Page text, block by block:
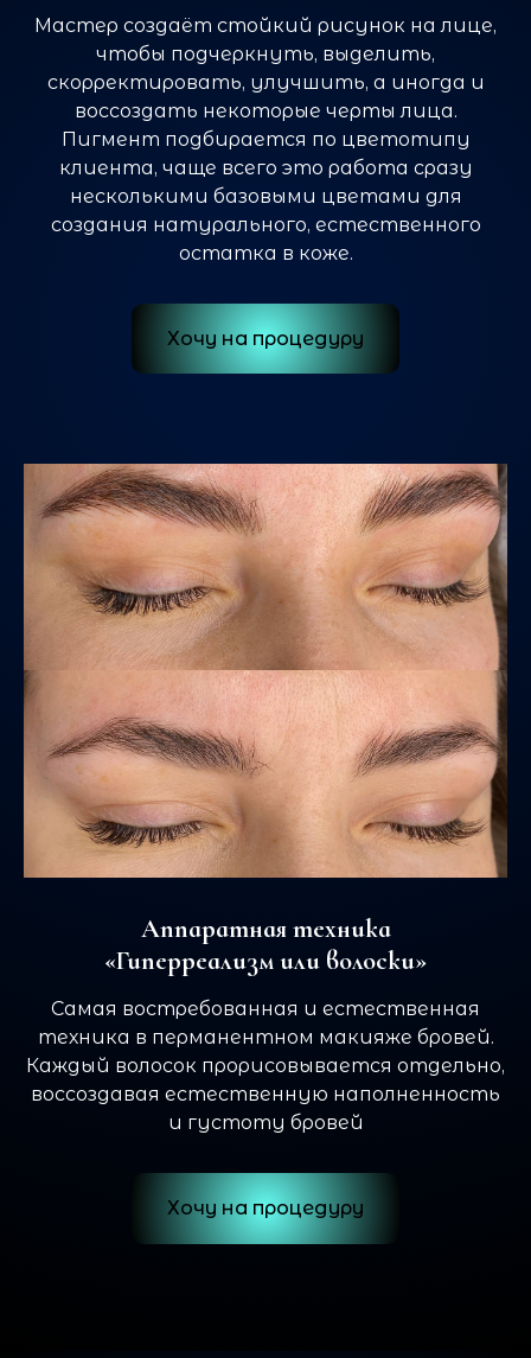
Мастер создаёт стойкий рисунок на лице,
чтобы подчеркнуть, выделить,
скорректировать, улучшить, а иногда и
воссоздать некоторые черты лица.
Пигмент подбирается по цветотипу
клиента, чаще всего это работа сразу
несколькими базовыми цветами для
создания натурального, естественного
остатка в коже.
Хочу на процедуру
Аппаратная техника
«Гиперреализм или волоски»
Самая востребованная и естественная
техника в перманентном макияже бровей.
Каждый волосок прорисовывается отдельно,
воссоздавая естественную наполненность
и густоту бровей
Хочу на процедуру